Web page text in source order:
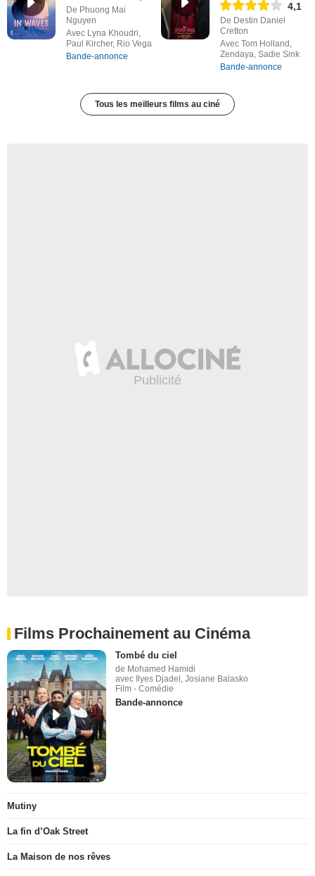
De Phuong Mai
Nguyen
Avec Lyna Khoudri,
Paul Kircher, Rio Vega
Bande-annonce
4,1
De Destin Daniel
Cretton
Avec Tom Holland,
Zendaya, Sadie Sink
Bande-annonce
Tous les meilleurs films au ciné
Films Prochainement au Cinéma
Tombé du ciel
de Mohamed Hamidi
avec Ilyes Djadel, Josiane Balasko
Film - Comédie
Bande-annonce
Mutiny
La fin d’Oak Street
La Maison de nos rêves